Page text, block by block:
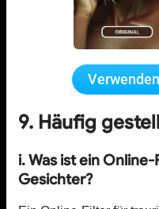
9. Häufig
i. Was ist ein
Gesichter?